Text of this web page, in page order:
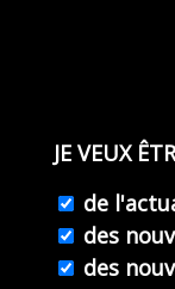
JE VEUX
de
des
des